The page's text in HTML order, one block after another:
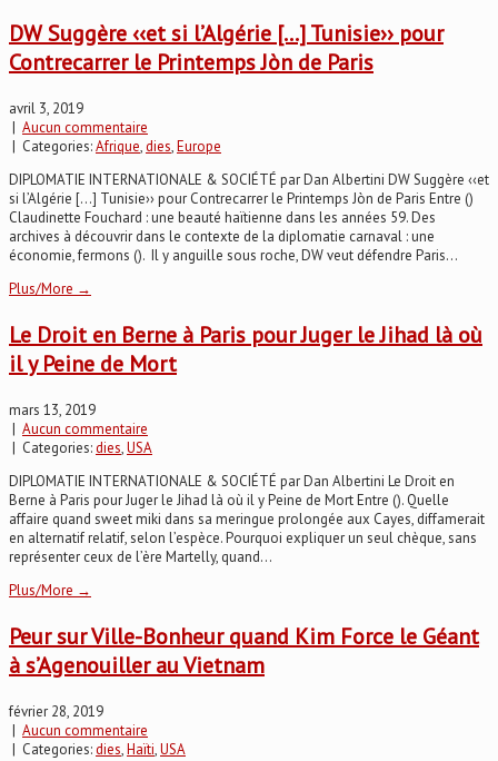
DW Suggère ‹‹et si l’Algérie […] Tunisie›› pour
Contrecarrer le Printemps Jòn de Paris
avril 3, 2019
| Aucun commentaire
| Categories:Afrique,dies,Europe
DIPLOMATIE INTERNATIONALE & SOCIÉTÉ par Dan Albertini DW Suggère ‹‹et
si l’Algérie […] Tunisie›› pour Contrecarrer le Printemps Jòn de Paris Entre ()
Claudinette Fouchard : une beauté haïtienne dans les années 59. Des
archives à découvrir dans le contexte de la diplomatie carnaval : une
économie, fermons (). Il y anguille sous roche, DW veut défendre Paris...
Plus/More →
Le Droit en Berne à Paris pour Juger le Jihad là où
il y Peine de Mort
mars 13, 2019
| Aucun commentaire
| Categories:dies,USA
DIPLOMATIE INTERNATIONALE & SOCIÉTÉ par Dan Albertini Le Droit en
Berne à Paris pour Juger le Jihad là où il y Peine de Mort Entre (). Quelle
affaire quand sweet miki dans sa meringue prolongée aux Cayes, diffamerait
en alternatif relatif, selon l’espèce. Pourquoi expliquer un seul chèque, sans
représenter ceux de l’ère Martelly, quand...
Plus/More →
Peur sur Ville-Bonheur quand Kim Force le Géant
à s’Agenouiller au Vietnam
février 28, 2019
| Aucun commentaire
| Categories:dies,Haïti,USA